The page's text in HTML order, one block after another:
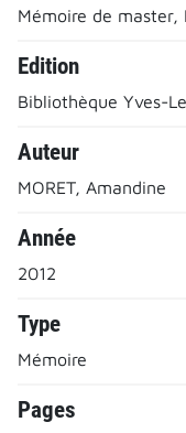
Mémoire de master,
Edition
Bibliothèque Yves-
Auteur
MORET, Amandine
Année
2012
Type
Mémoire
Pages